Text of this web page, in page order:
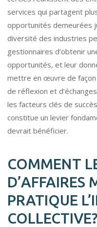
services qui partagent
opportunités demeurées
diversité des industries
gestionnaires d’obtenir
opportunités, et leur
mettre en œuvre de
de réflexion et
les facteurs clés de
constitue un levier
devrait bénéficier.
COMMENT
D’AFFAIRES
PRATIQUE
COLLECTIVE?